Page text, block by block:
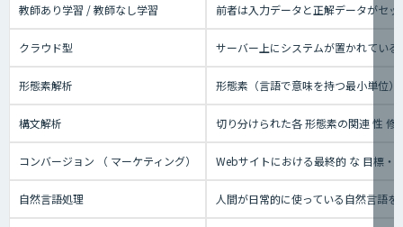
教師あり学習 / 教師なし学習 前者は入力データと正解データがセ
クラウド型 サーバー上にシステムが置かれてい
形態素解析 形態素（言語で意味を持つ最小単位
構文解析 切り分けられた各 形態素の関連 性
コンバージョン （ マーケティング） Webサイトにおける最終的 な 目標・
自然言語処理 人間が日常的に使っている自然言語